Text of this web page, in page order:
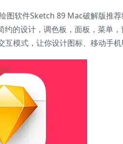
图软件Sketch 89 Mac破解版推
约的设计，调色板，面板，菜单
互模式，让你设计图标、移动手机